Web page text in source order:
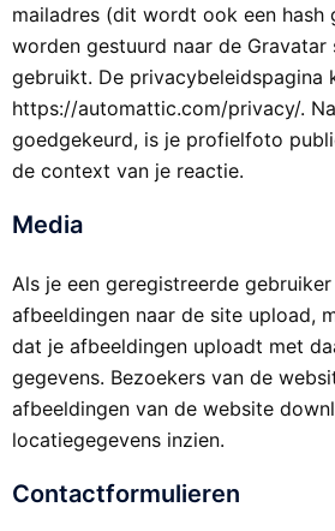
mailadres (dit wordt ook een hash
worden gestuurd naar de
gebruikt. De privacybeleidspagina
https://automattic.com/privacy/.
goedgekeurd, is je profielfoto
de context van je reactie.
Media
Als je een geregistreerde
afbeeldingen naar de site upload,
dat je afbeeldingen uploadt met
gegevens. Bezoekers van de
afbeeldingen van de website
locatiegegevens inzien.
Contactformulieren